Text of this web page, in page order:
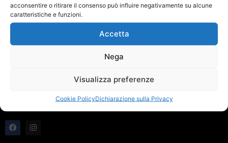
acconsentire o ritirare il consenso può influire negativamente su alcune
caratteristiche e funzioni.
Accetta
Nega
Visualizza preferenze
Cookie PolicyDichiarazione sulla Privacy